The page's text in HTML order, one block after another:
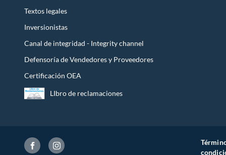
Textos legales
Inversionistas
Canal de integridad - Integrity channel
Defensoría de Vendedores y Proveedores
Certificación OEA
LIbro de reclamaciones